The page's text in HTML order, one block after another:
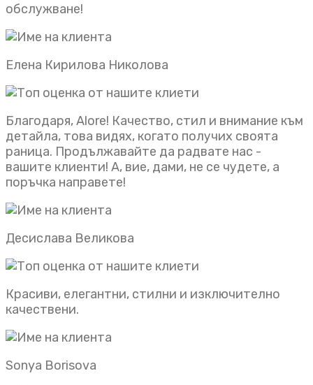
обслужване!
Елена Кирилова Николова
Благодаря, Alore! Качество, стил и внимание към
детайла, това видях, когато получих своята
раница. Продължавайте да радвате нас -
вашите клиенти! А, вие, дами, не се чудете, а
поръчка направете!
Десислава Великова
Красиви, елегантни, стилни и изключително
качествени.
Sonya Borisova